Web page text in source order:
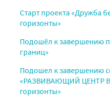
Старт проекта «Дружба
горизонты»
Подошёл к завершению
границ»
Подошел к завершению
«РАЗВИВАЮЩИЙ ЦЕНТР
горизонты»